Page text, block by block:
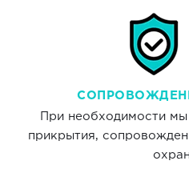
При необходимости
прикрытия,